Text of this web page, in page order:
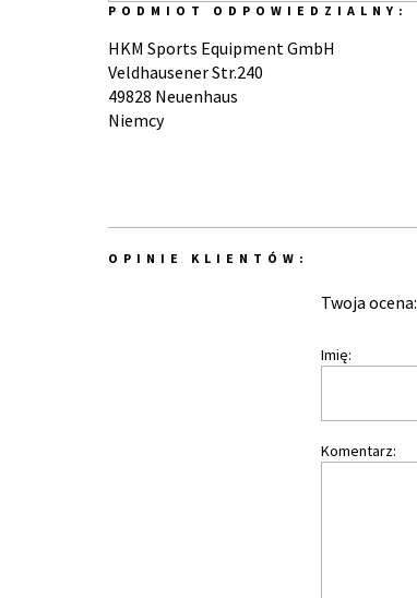
PODMIOT ODPOWIEDZIALNY:
HKM Sports Equipment GmbH
Veldhausener Str.240
49828 Neuenhaus
Niemcy
OPINIE KLIENTÓW:
Twoja ocena:
Imię:
Komentarz: